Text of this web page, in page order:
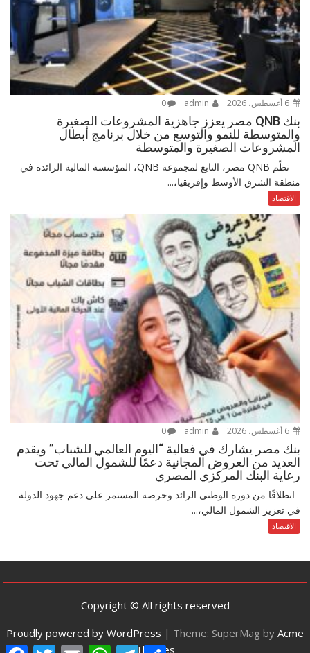
6 أغسطس، 2026 0
بنك QNB مصر يعزز جاهزية المشروعات الصغيرة
والمتوسطة للنمو والتوسع من خلال برنامج أبطال
المشروعات الصغيرة والمتوسطة
نظّم QNB مصر، التابع لمجموعة QNB، المؤسسة المالية الرائدة في
منطقة الشرق الأوسط وإفريقيا،...
الاقتصاد
6 أغسطس، 2026 0
بنك مصر يشارك في فعالية “اليوم العالمي للشباب” ويقدم
العديد من العروض المجانية دعمًا للشمول المالي تحت
رعاية البنك المركزي المصري
انطلاقًا من دوره الوطني الرائد وحرصه المستمر على دعم جهود الدولة
في تعزيز الشمول المالي،...
الاقتصاد
Copyright © All rights reserved
Proudly powered by WordPress | Theme: SuperMag by Acme
Themes
F T E W T S